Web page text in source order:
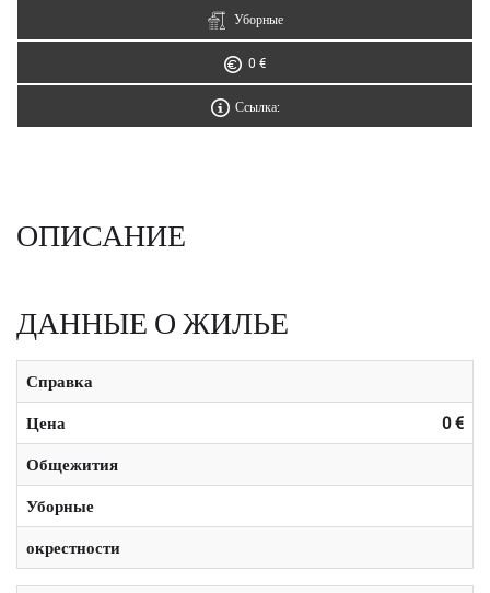
Уборные
0 €
Ссылка:
ОПИСАНИЕ
ДАННЫЕ О ЖИЛЬЕ
Справка
Цена
0 €
Общежития
Уборные
окрестности